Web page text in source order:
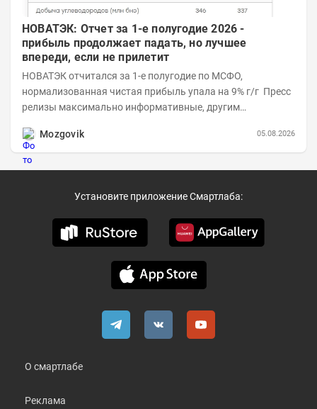
НОВАТЭК: Отчет за 1-е полугодие 2026 -
прибыль продолжает падать, но лучшее
впереди, если не прилетит
НОВАТЭК отчитался за 1-е полугодие по МСФО,
нормализованная чистая прибыль упала на 9% г/г Пресс
релизы максимально информативные, другим
Mozgovik
05.08.2026
Установите приложение Смартлаба:
О смартлабе
Реклама